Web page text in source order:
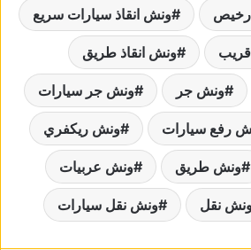
رخيص ونش انقاذ سيارات سريع
ونش انقاذ طريق
ونش جر ونش جر سيارات
رفع سيارات ونش ريكفري
ونش طريق ونش عربيات
نقل ونش نقل سيارات